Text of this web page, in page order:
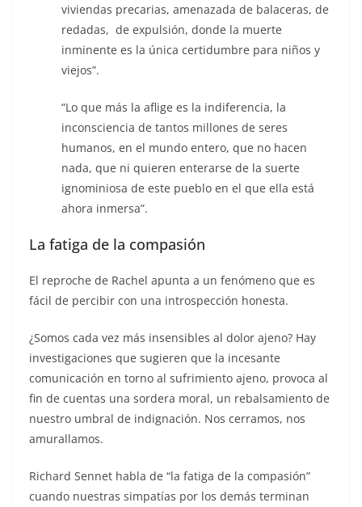
viviendas precarias, amenazada de balaceras, de
redadas, de expulsión, donde la muerte
inminente es la única certidumbre para niños y
viejos”.
“Lo que más la aflige es la indiferencia, la
inconsciencia de tantos millones de seres
humanos, en el mundo entero, que no hacen
nada, que ni quieren enterarse de la suerte
ignominiosa de este pueblo en el que ella está
ahora inmersa”.
La fatiga de la compasión
El reproche de Rachel apunta a un fenómeno que es
fácil de percibir con una introspección honesta.
¿Somos cada vez más insensibles al dolor ajeno? Hay
investigaciones que sugieren que la incesante
comunicación en torno al sufrimiento ajeno, provoca al
fin de cuentas una sordera moral, un rebalsamiento de
nuestro umbral de indignación. Nos cerramos, nos
amurallamos.
Richard Sennet habla de “la fatiga de la compasión”
cuando nuestras simpatías por los demás terminan